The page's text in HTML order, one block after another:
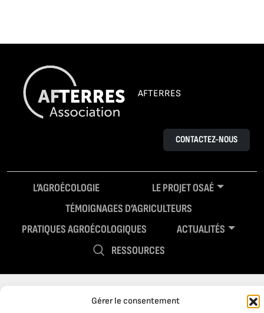
Gérer le consentement
AFTERRES
CONTACTEZ-NOUS
L’AGROÉCOLOGIE
LE PROJET OSAÉ
TÉMOIGNAGES D’AGRICULTEURS
PRATIQUES AGROÉCOLOGIQUES
ACTUALITÉS
RESSOURCES